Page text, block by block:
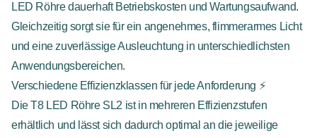
LED Röhre dauerhaft Betriebskosten und Wartungsaufwand.
Gleichzeitig sorgt sie für ein angenehmes, flimmerarmes Licht
und eine zuverlässige Ausleuchtung in unterschiedlichsten
Anwendungsbereichen.
Verschiedene Effizienzklassen für jede Anforderung ⚡
Die T8 LED Röhre SL2 ist in mehreren Effizienzstufen
erhältlich und lässt sich dadurch optimal an die jeweilige